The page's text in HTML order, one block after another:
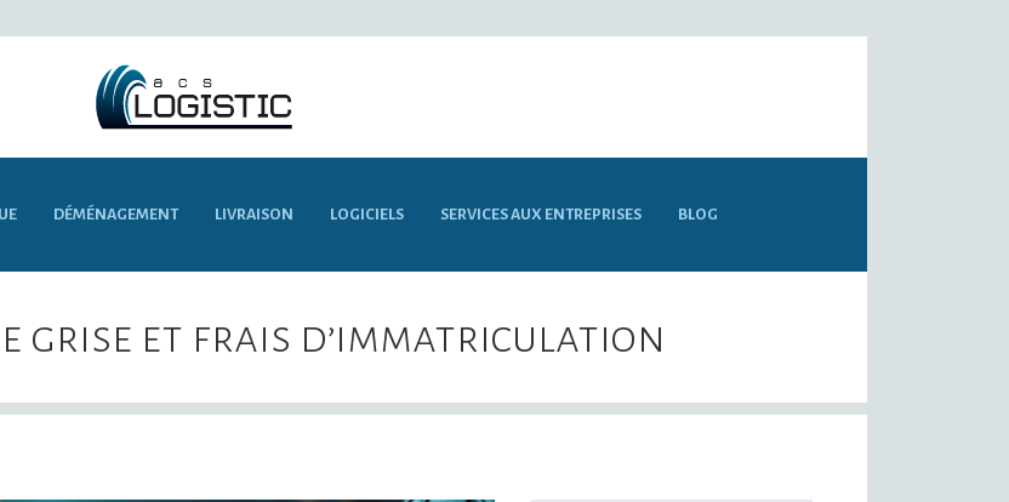
DÉMÉNAGEMENT LIVRAISON LOGICIELS SERVICES AUX ENTREPRISES BLOG
grise et frais d’immatriculation